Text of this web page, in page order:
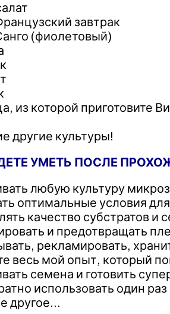
завтрак
(фиолетовый)
из которой приготовите
другие культуры!
УМЕТЬ ПОСЛЕ
любую культуру
оптимальные условия
качество субстратов и
и предотвращать
рекламировать,
весь мой опыт, который
семена и готовить
использовать один
другое…